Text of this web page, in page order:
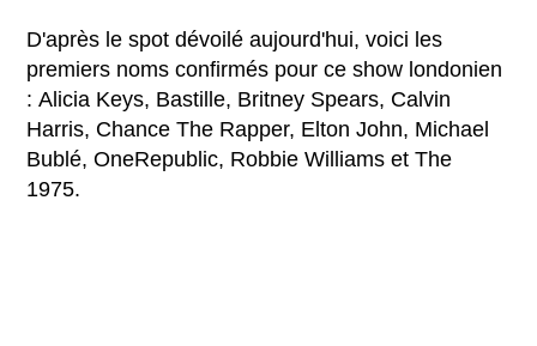
D'après le spot dévoilé aujourd'hui, voici les
premiers noms confirmés pour ce show londonien
: Alicia Keys, Bastille, Britney Spears, Calvin
Harris, Chance The Rapper, Elton John, Michael
Bublé, OneRepublic, Robbie Williams et The
1975.